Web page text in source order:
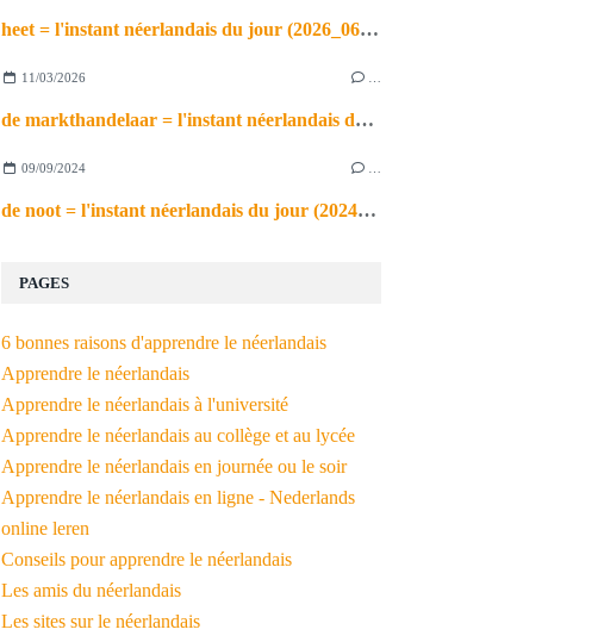
heet = l'instant néerlandais du jour (2026_06_02)
11/03/2026
de markthandelaar = l'instant néerlandais du jour (2026_03_11)
09/09/2024
de noot = l'instant néerlandais du jour (2024_09_09)
PAGES
6 bonnes raisons d'apprendre le néerlandais
Apprendre le néerlandais
Apprendre le néerlandais à l'université
Apprendre le néerlandais au collège et au lycée
Apprendre le néerlandais en journée ou le soir
Apprendre le néerlandais en ligne - Nederlands
online leren
Conseils pour apprendre le néerlandais
Les amis du néerlandais
Les sites sur le néerlandais